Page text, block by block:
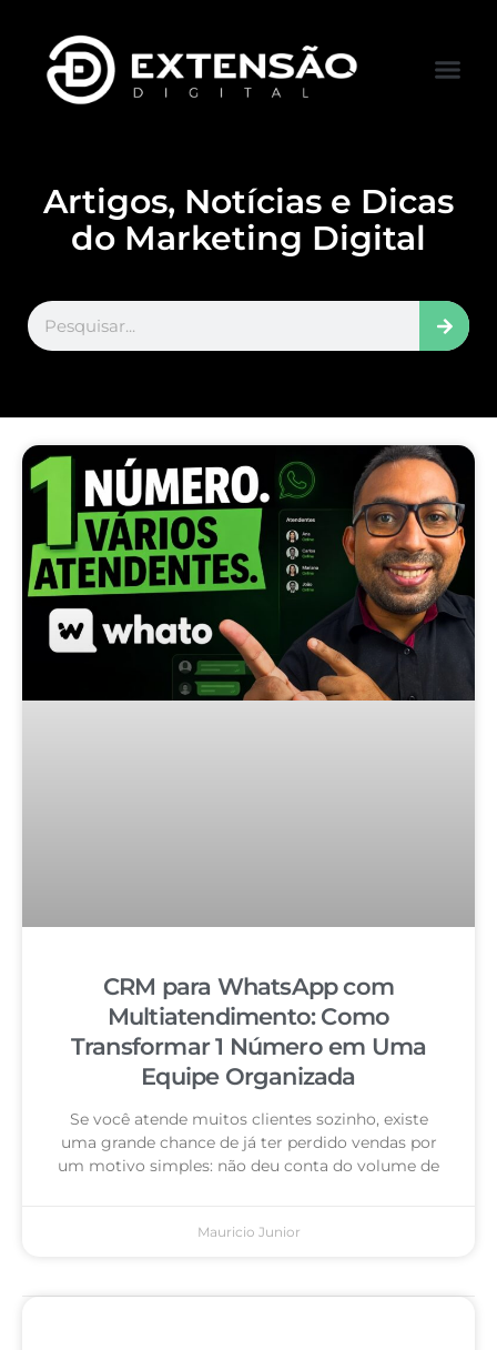
Artigos, Notícias e Dicas
do Marketing Digital
CRM para WhatsApp com
Multiatendimento: Como
Transformar 1 Número em Uma
Equipe Organizada
Se você atende muitos clientes sozinho, existe
uma grande chance de já ter perdido vendas por
um motivo simples: não deu conta do volume de
Mauricio Junior